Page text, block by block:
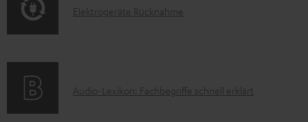
a
i
n
r
i
E
t
Elektrogeräte Rücknahme
A
Audio-Lexikon: Fachbegriffe schnell erklärt